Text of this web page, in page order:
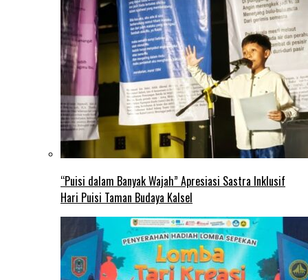
“Puisi dalam Banyak Wajah” Apresiasi Sastra Inklusif
Hari Puisi Taman Budaya Kalsel